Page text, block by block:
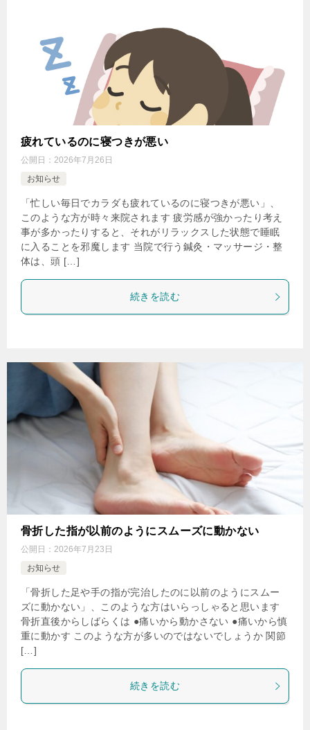
疲れているのに寝つきが悪い
公開日： 2026年7月26日
お知らせ
「忙しい毎日でカラダも疲れているのに寝つきが悪い」、
このような方が時々来院されます 疲労感が強かったり考え
事が多かったりすると、それがリラックスした状態で睡眠
に入ることを邪魔します 当院で行う鍼灸・マッサージ・整
体は、頭 […]
続きを読む
骨折した指が以前のようにスムーズに動かない
公開日： 2026年7月23日
お知らせ
「骨折した足や手の指が完治したのに以前のようにスムー
ズに動かない」、このような方はいらっしゃると思います
骨折直後からしばらくは ●痛いから動かさない ●痛いから慎
重に動かす このような方が多いのではないでしょうか 関節
[…]
続きを読む